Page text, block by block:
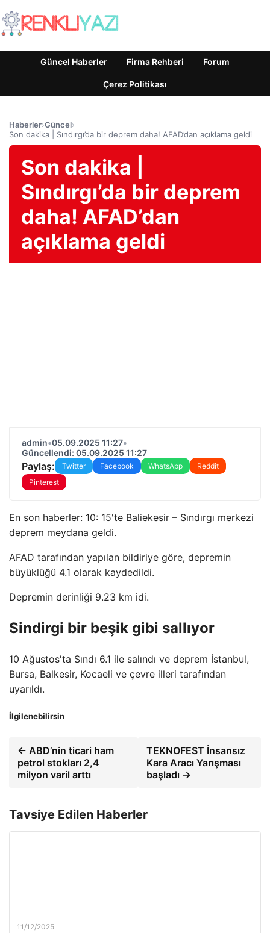
Güncel Haberler Firma Rehberi Forum
Çerez Politikası
Haberler›Güncel›
Son dakika | Sındırgı’da bir deprem daha! AFAD’dan açıklama geldi
Son dakika |
Sındırgı’da bir deprem
daha! AFAD’dan
açıklama geldi
admin•05.09.2025 11:27•
Güncellendi: 05.09.2025 11:27
Paylaş: Twitter Facebook WhatsApp
Reddit
Pinterest
En son haberler: 10: 15'te Baliekesir – Sındırgı merkezi
deprem meydana geldi.
AFAD tarafından yapılan bildiriye göre, depremin
büyüklüğü 4.1 olarak kaydedildi.
Depremin derinliği 9.23 km idi.
Sindirgi bir beşik gibi sallıyor
10 Ağustos'ta Sındı 6.1 ile salındı ​​ve deprem İstanbul,
Bursa, Balkesir, Kocaeli ve çevre illeri tarafından
uyarıldı.
İlgilenebilirsin
← ABD’nin ticari ham
petrol stokları 2,4
milyon varil arttı
TEKNOFEST İnsansız
Kara Aracı Yarışması
başladı →
Tavsiye Edilen Haberler
11/12/2025